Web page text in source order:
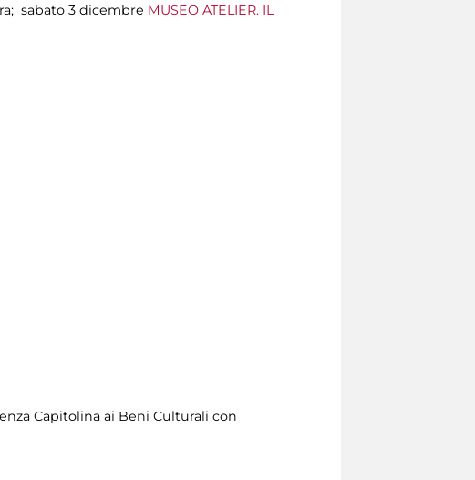
sabato 3 dicembre MUSEO ATELIER. IL
Capitolina ai Beni Culturali con